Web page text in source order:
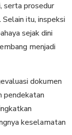
serta prosedur
itu, inspeksi
sejak dini
menjadi
dokumen
pendekatan
keselamatan